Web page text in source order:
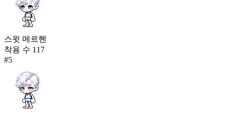
스윗 메르헨
착용 수 117
#5